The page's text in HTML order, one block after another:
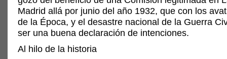
Madrid allá por junio del año 1932, que con los
de la Época, y el desastre nacional de la Guerra
ser una buena declaración de intenciones.
Al hilo de la historia